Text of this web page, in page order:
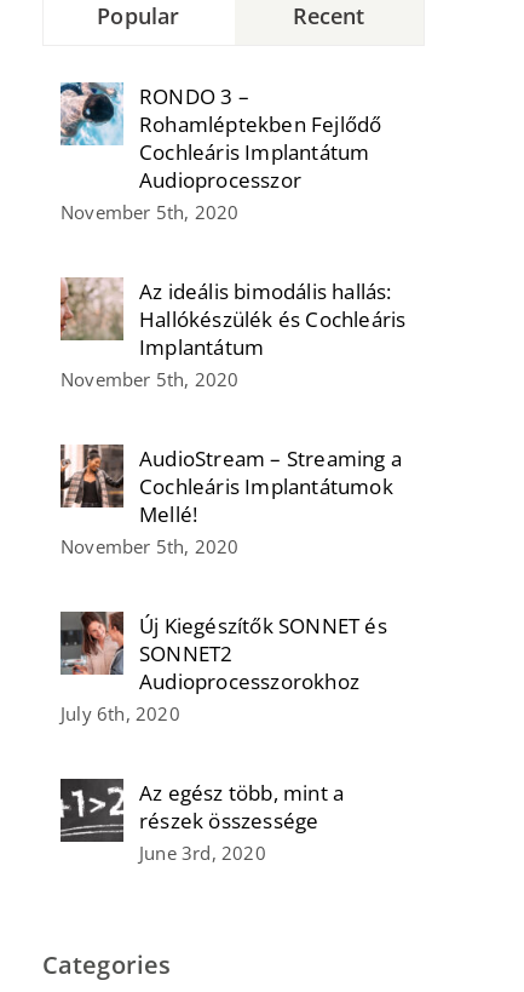
Popular Recent
RONDO 3 –
Rohamléptekben Fejlődő
Cochleáris Implantátum
Audioprocesszor
November 5th, 2020
Az ideális bimodális hallás:
Hallókészülék és Cochleáris
Implantátum
November 5th, 2020
AudioStream – Streaming a
Cochleáris Implantátumok
Mellé!
November 5th, 2020
Új Kiegészítők SONNET és
SONNET2
Audioprocesszorokhoz
July 6th, 2020
Az egész több, mint a
részek összessége
June 3rd, 2020
Categories